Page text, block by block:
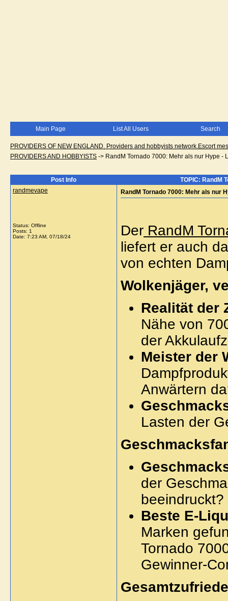
Main Page List All Users Search
PROVIDERS OF NEW ENGLAND. Providers and hobbyists network.Escort
PROVIDERS AND HOBBYISTS -> RandM Tornado 7000: Mehr als nur Hype -
Post Info
TOPIC: RandM
randmevape
Status: Offline
Posts: 1
Date: 7:23 AM, 07/18/24
RandM Tornado 7000: Mehr als nur
Der RandM
liefert er auch
von echten
Wolkenjäger,
Realität der
Nähe von
der
Meister der
Anwärtern
Lasten der
der
beeindruckt?
Beste E-
Marken
Tornado
Gewinner-